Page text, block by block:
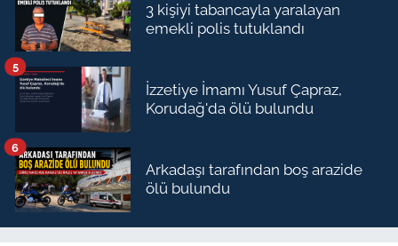
3 kişiyi tabancayla yaralayan
emekli polis tutuklandı
İzzetiye İmamı Yusuf Çapraz,
Korudağ'da ölü bulundu
5
Arkadaşı tarafından boş arazide
ölü bulundu
6